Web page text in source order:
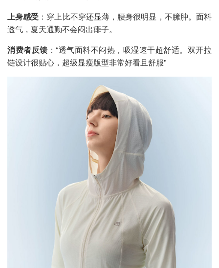
上身感受 ：穿上比不穿还显薄，腰身很明显，不臃肿。面料
透气，夏天通勤不会闷出痱子。
消费者反馈 ：“透气面料不闷热，吸湿速干超舒适。双开拉
链设计很贴心，超级显瘦版型非常好看且舒服”